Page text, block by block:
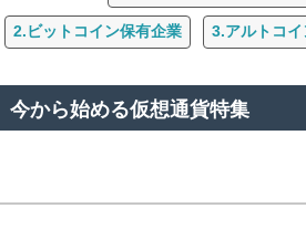
2.ビットコイン保有企業 3.アルトコ
今から始める仮想通貨特集